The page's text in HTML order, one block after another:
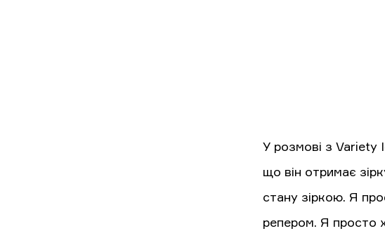
У розмові з Variety
що він отримає
стану зіркою. Я
репером. Я просто